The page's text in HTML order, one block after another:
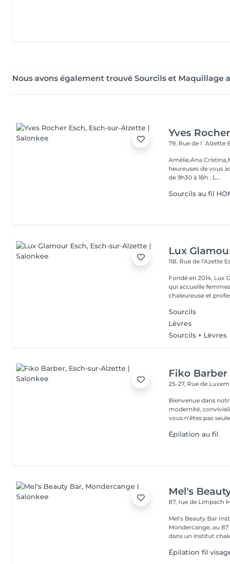
Nous avons également trouvé Sourcils et Maquillage
Yves
79, Rue de l`Alzette
Amélie,Ana
heureuses de vous
de 9h30 à 18h . L...
Sourcils au fil
Lux
118, Rue de l'Azette
Fondé en 2014, Lux
qui accueille
chaleureuse et
Sourcils
Lèvres
Sourcils + Lèvres
Fiko Barber
25-27, Rue de
Bienvenue dans notre barbershop
modernité,
vous n'êtes pas
Épilation au fil
Mel's
87, rue de Limpach
Mel's Beauty Bar Institut de beauté à Mondercange Situé à
Mondercange, au
dans un institut
Épilation fil